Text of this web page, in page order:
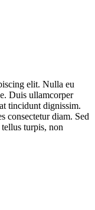
elit. Nulla eu
Duis ullamcorper
tincidunt dignissim.
consectetur diam. Sed
turpis, non